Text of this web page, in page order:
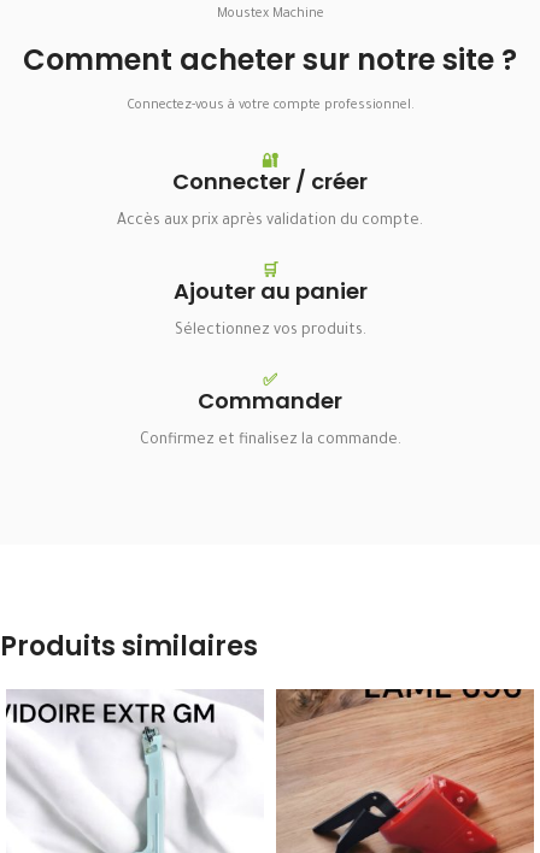
Moustex Machine
Comment acheter sur notre site ?
Connectez-vous à votre compte professionnel.
🔐
Connecter / créer
Accès aux prix après validation du compte.
🛒
Ajouter au panier
Sélectionnez vos produits.
✅
Commander
Confirmez et finalisez la commande.
Produits similaires